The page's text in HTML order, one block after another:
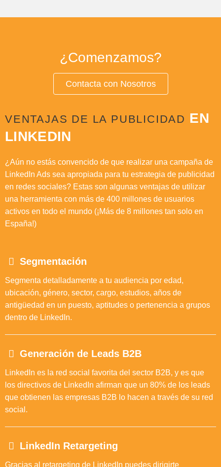
VENTAJAS DE LA PUBLICIDAD EN
LINKEDIN
¿Aún no estás convencido de que realizar una campaña de
LinkedIn Ads sea apropiada para tu estrategia de publicidad
en redes sociales? Estas son algunas ventajas de utilizar
una herramienta con más de 400 millones de usuarios
activos en todo el mundo (¡Más de 8 millones tan solo en
España!)
Segmentación
Segmenta detalladamente a tu audiencia por edad,
ubicación, género, sector, cargo, estudios, años de
antigüedad en un puesto, aptitudes o pertenencia a grupos
dentro de LinkedIn.
Generación de Leads B2B
LinkedIn es la red social favorita del sector B2B, y es que
los directivos de LinkedIn afirman que un 80% de los leads
que obtienen las empresas B2B lo hacen a través de su red
social.
LinkedIn Retargeting
Gracias al retargeting de LinkedIn puedes dirigirte
¿Comenzamos?
Contacta con Nosotros